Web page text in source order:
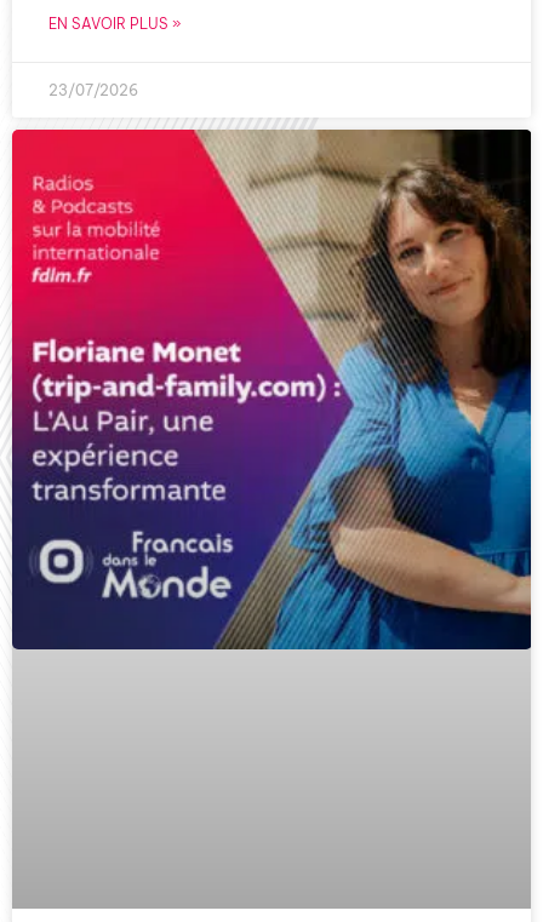
EN SAVOIR PLUS »
23/07/2026